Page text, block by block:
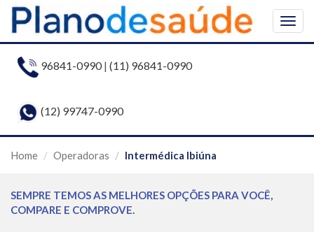
96841-0990| (11) 96841-0990
(12) 99747-0990
Home Operadoras Intermédica Ibiúna
SEMPRE TEMOS AS MELHORES OPÇÕES PARA VOCÊ,
COMPARE E COMPROVE.